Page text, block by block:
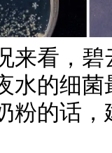
来看，
水的细
粉的话